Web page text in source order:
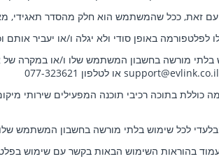
עם זאת, ככל שהמשתמש הוא חלק מהסדר
באופן סודי ולא יגלה ו/או יעביר
מורשה בחשבון המשתמש שלו ו/או במקרה של
או לטלפון 077-323621
בתוכה רכיבי תוכנה המפעילים שירותי
לכל שימוש בלתי מורשה בחשבון המשתמש
בהוראות השימוש הבאות בקשר עם שימוש